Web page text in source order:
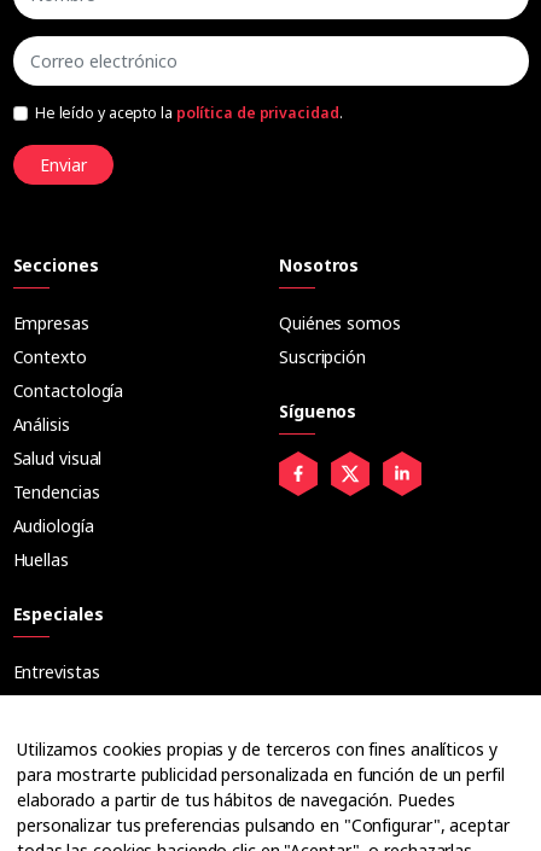
He leído y acepto la política de privacidad.
Enviar
Secciones
Empresas
Contexto
Contactología
Análisis
Salud visual
Tendencias
Audiología
Huellas
Especiales
Entrevistas
Ópticos
Cuadernos
Guías
Dossier
Nosotros
Quiénes somos
Suscripción
Síguenos
Utilizamos cookies propias y de terceros con fines analíticos y
para mostrarte publicidad personalizada en función de un perfil
elaborado a partir de tus hábitos de navegación. Puedes
personalizar tus preferencias pulsando en "Configurar", aceptar